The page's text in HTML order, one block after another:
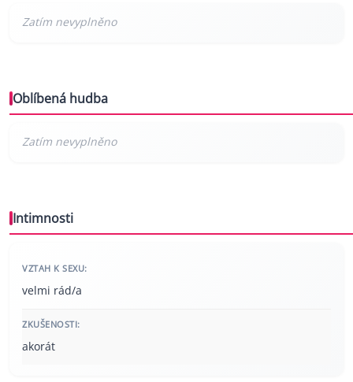
Oblíbená hudba
Intimnosti
VZTAH K SEXU:
velmi rád/a
ZKUŠENOSTI:
akorát